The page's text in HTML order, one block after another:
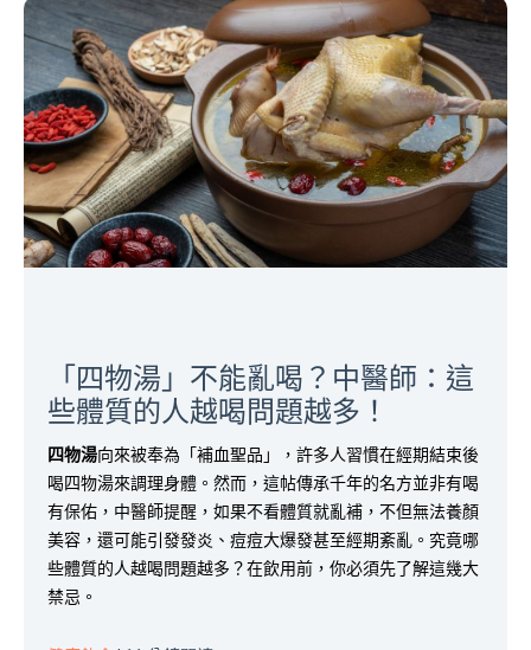
「四物湯」不能亂喝？中醫師：這
些體質的人越喝問題越多！
四物湯向來被奉為「補血聖品」，許多人習慣在經期結束後
喝四物湯來調理身體。然而，這帖傳承千年的名方並非有喝
有保佑，中醫師提醒，如果不看體質就亂補，不但無法養顏
美容，還可能引發發炎、痘痘大爆發甚至經期紊亂。究竟哪
些體質的人越喝問題越多？在飲用前，你必須先了解這幾大
禁忌。